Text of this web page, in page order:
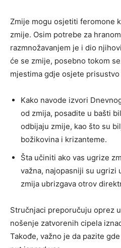
Zmije mogu osjetiti feromone
zmije. Osim potrebe za
razmnožavanjem je i dio
će se zmije, posebno tokom
mjestima gdje osjete
Kako navode izvori
od zmija, posadite u bašti
odbijaju zmije, kao što su
božikovina i krizanteme.
Šta učiniti ako vas ugrize
važna, najopasniji su ugrizi
zmija ubrizgava otrov
Stručnjaci preporučuju oprez
nošenje zatvorenih cipela
Takođe, važno je da pazite